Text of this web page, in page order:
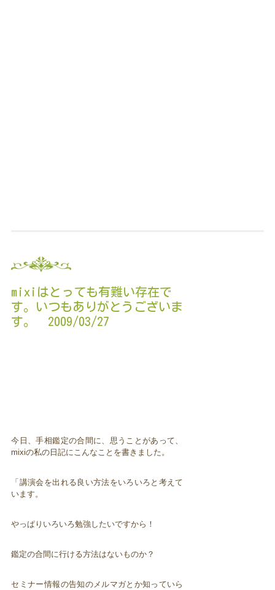
mixiはとっても有難い存在で
す。いつもありがとうございま
す。 2009/03/27
今日、手相鑑定の合間に、思うことがあって、
mixiの私の日記にこんなことを書きました。
「講演会を出れる良い方法をいろいろと考えて
います。
やっぱりいろいろ勉強したいですから！
鑑定の合間に行ける方法はないものか？
セミナー情報の告知のメルマガとか知っていら